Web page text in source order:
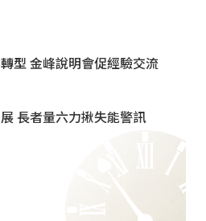
型 金峰說明會促經驗交流
長者量六力揪失能警訊